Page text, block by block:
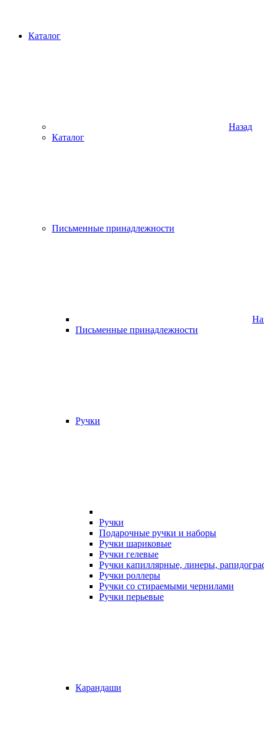
Каталог
Назад
Каталог
Письменные принадлежности
Письменные принадлежности
Ручки
Ручки
Подарочные ручки и наборы
Ручки шариковые
Ручки гелевые
Ручки капиллярные, линеры,
Ручки роллеры
Ручки со стираемыми чернилами
Ручки перьевые
Карандаши